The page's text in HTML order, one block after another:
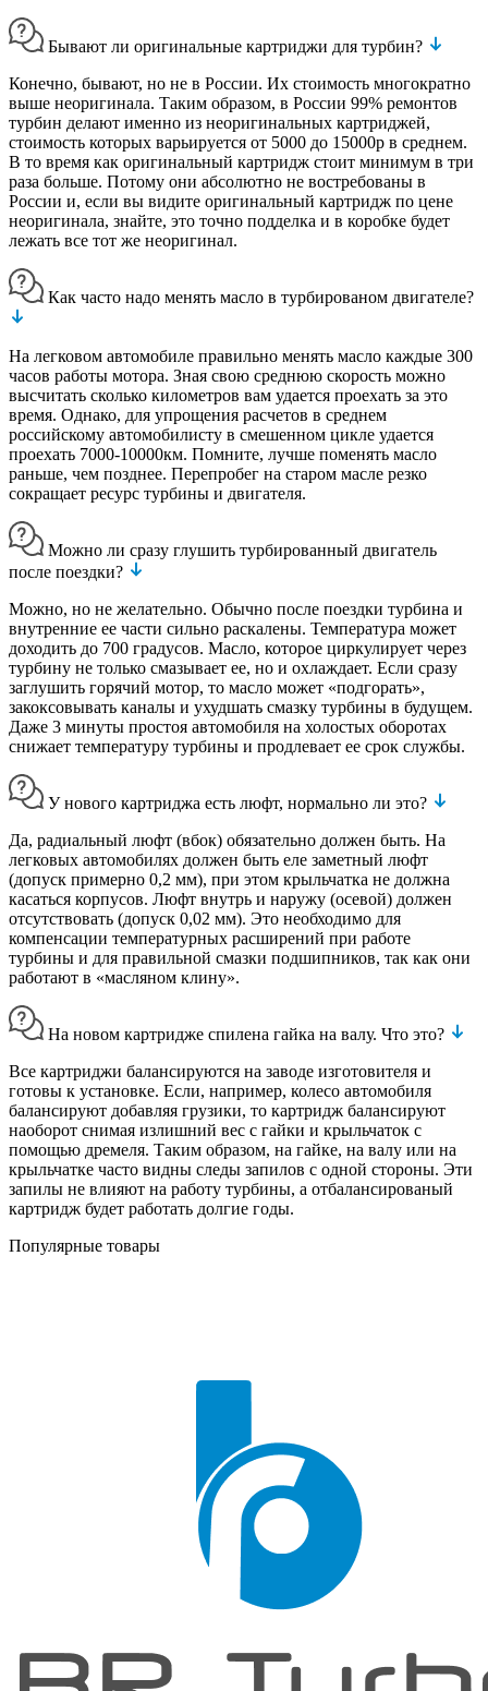
Бывают ли оригинальные картриджи для турбин?
Конечно, бывают, но не в России. Их стоимость многократно
выше неоригинала. Таким образом, в России 99% ремонтов
турбин делают именно из неоригинальных картриджей,
стоимость которых варьируется от 5000 до 15000р в среднем.
В то время как оригинальный картридж стоит минимум в три
раза больше. Потому они абсолютно не востребованы в
России и, если вы видите оригинальный картридж по цене
неоригинала, знайте, это точно подделка и в коробке будет
лежать все тот же неоригинал.
Как часто надо менять масло в турбированом двигателе?
На легковом автомобиле правильно менять масло каждые 300
часов работы мотора. Зная свою среднюю скорость можно
высчитать сколько километров вам удается проехать за это
время. Однако, для упрощения расчетов в среднем
российскому автомобилисту в смешенном цикле удается
проехать 7000-10000км. Помните, лучше поменять масло
раньше, чем позднее. Перепробег на старом масле резко
сокращает ресурс турбины и двигателя.
Можно ли сразу глушить турбированный двигатель
после поездки?
Можно, но не желательно. Обычно после поездки турбина и
внутренние ее части сильно раскалены. Температура может
доходить до 700 градусов. Масло, которое циркулирует через
турбину не только смазывает ее, но и охлаждает. Если сразу
заглушить горячий мотор, то масло может «подгорать»,
закоксовывать каналы и ухудшать смазку турбины в будущем.
Даже 3 минуты простоя автомобиля на холостых оборотах
снижает температуру турбины и продлевает ее срок службы.
У нового картриджа есть люфт, нормально ли это?
Да, радиальный люфт (вбок) обязательно должен быть. На
легковых автомобилях должен быть еле заметный люфт
(допуск примерно 0,2 мм), при этом крыльчатка не должна
касаться корпусов. Люфт внутрь и наружу (осевой) должен
отсутствовать (допуск 0,02 мм). Это необходимо для
компенсации температурных расширений при работе
турбины и для правильной смазки подшипников, так как они
работают в «масляном клину».
На новом картридже спилена гайка на валу. Что это?
Все картриджи балансируются на заводе изготовителя и
готовы к установке. Если, например, колесо автомобиля
балансируют добавляя грузики, то картридж балансируют
наоборот снимая излишний вес с гайки и крыльчаток с
помощью дремеля. Таким образом, на гайке, на валу или на
крыльчатке часто видны следы запилов с одной стороны. Эти
запилы не влияют на работу турбины, а отбалансированый
картридж будет работать долгие годы.
Популярные товары